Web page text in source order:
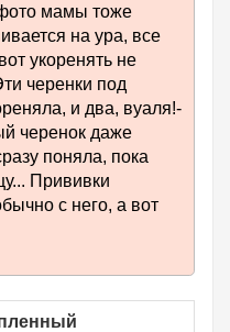
мамы тоже
на ура, все
укоренять не
черенки под
и два, вуаля!-
черенок даже
поняла, пока
Прививки
с него, а вот